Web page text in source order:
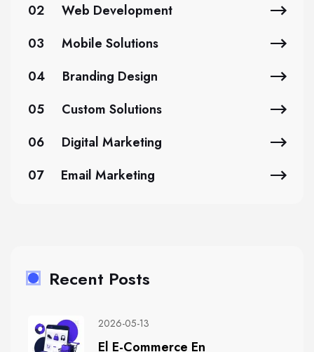
02
Web Development
03
Mobile Solutions
04
Branding Design
05
Custom Solutions
06
Digital Marketing
07
Email Marketing
Recent Posts
2026-05-13
El E-Commerce En